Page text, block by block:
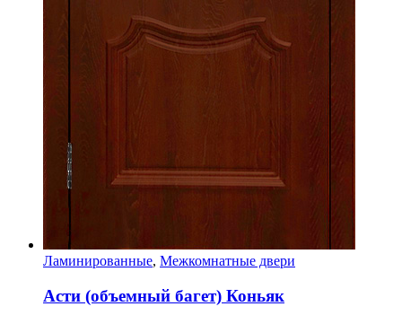
Ламинированные, Межкомнатные двери
Асти (объемный багет) Коньяк